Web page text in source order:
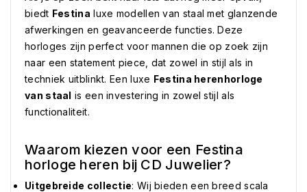
biedt Festina luxe modellen van staal met glanzende
afwerkingen en geavanceerde functies. Deze
horloges zijn perfect voor mannen die op zoek zijn
naar een statement piece, dat zowel in stijl als in
techniek uitblinkt. Een luxe Festina herenhorloge
van staal is een investering in zowel stijl als
functionaliteit.
Waarom kiezen voor een Festina
horloge heren bij CD Juwelier?
Uitgebreide collectie: Wij bieden een breed scala